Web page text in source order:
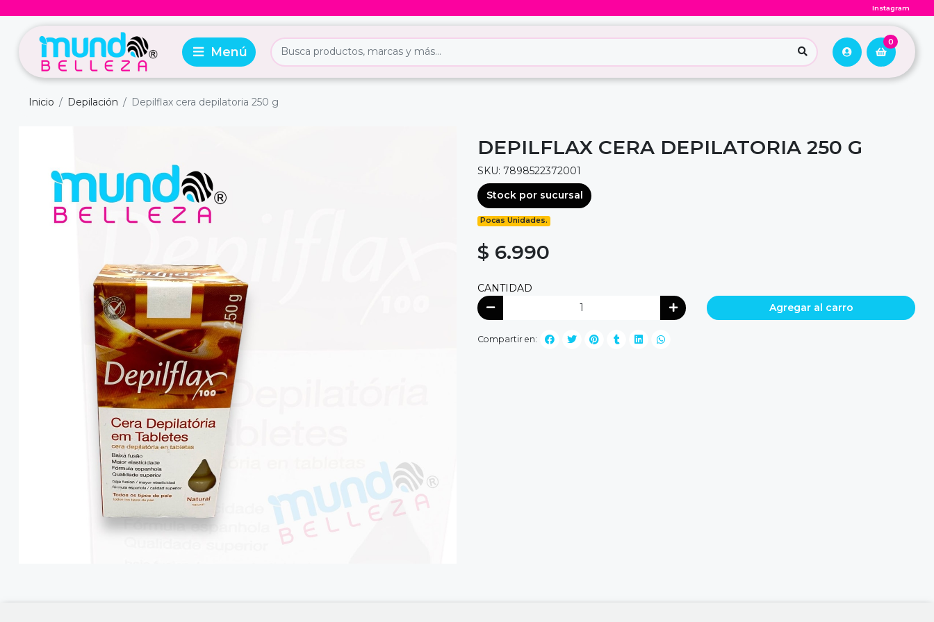
Instagram
0
Inicio Depilación Depilflax cera depilatoria 250 g
DEPILFLAX CERA DEPILATORIA 250 G
SKU: 7898522372001
Stock por sucursal
Pocas Unidades.
$ 6.990
CANTIDAD
Agregar al carro
Compartir en: